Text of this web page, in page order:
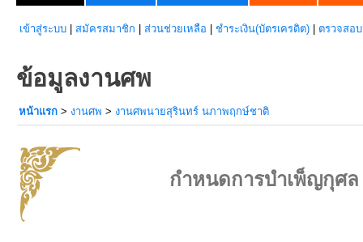
เข้าสู่ระบบ สมัครสมาชิก ส่วนช่วยเหลือ ชำระเงิน(บัตรเครดิต) ตรวจสอ
ข้อมูลงานศพ
หน้าแรก > งานศพ > งานศพนายสุรินทร์ นภาพฤกษ์ชาติ
กำหนดการบำเพ็ญกุศล